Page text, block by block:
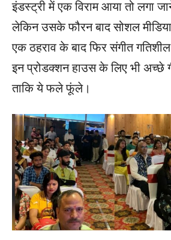
इंडस्ट्री में एक विराम आया तो लगा
लेकिन उसके फौरन बाद सोशल
एक ठहराव के बाद फिर संगीत
इन प्रोडक्शन हाउस के लिए भी अच्छे
ताकि ये फले फूंले।